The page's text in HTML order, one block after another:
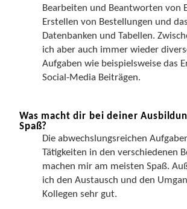
Bearbeiten und Beantworten von
Erstellen von Bestellungen und
Datenbanken und Tabellen.
ich aber auch immer wieder
Aufgaben wie beispielsweise das
Social-Media Beiträgen.
Was macht dir bei deiner
Spaß?
Die abwechslungsreichen
Tätigkeiten in den verschiedenen
machen mir am meisten Spaß.
ich den Austausch und den
Kollegen sehr gut.